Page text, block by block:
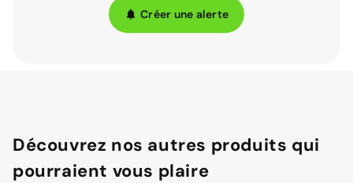
Créer une alerte
Découvrez nos autres produits qui
pourraient vous plaire